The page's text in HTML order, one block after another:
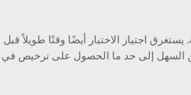
اجتياز الاختبار أيضًا وقتًا طويلاً
من السهل إلى حد ما الحصول على ترخيص